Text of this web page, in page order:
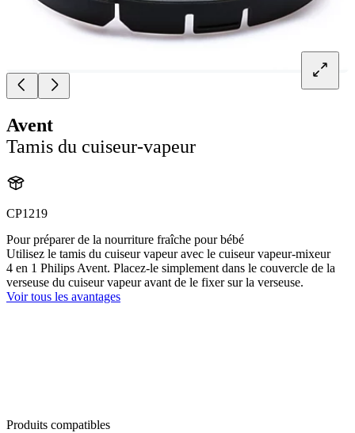
Avent
Tamis du cuiseur-vapeur
CP1219
Pour préparer de la nourriture fraîche pour bébé
Utilisez le tamis du cuiseur vapeur avec le cuiseur vapeur-mixeur
4 en 1 Philips Avent. Placez-le simplement dans le couvercle de la
verseuse du cuiseur vapeur avant de le fixer sur la verseuse.
Voir tous les avantages
Produits compatibles